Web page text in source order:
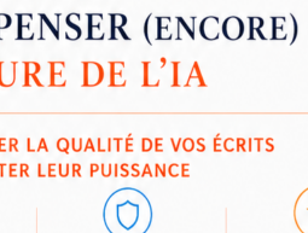
Bien rédiger sur le web :
La pyramide inversée - Les
percutants.Structurer un
Soigner ses titres, et
Référencement :
Référencement : optimiser